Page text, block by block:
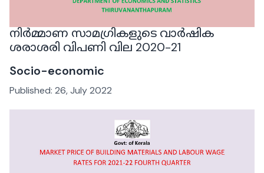
നിര്‍മ്മാണ സാമഗ്രികളുടെ വാര്‍ഷിക
ശരാശരി വിപണി വില 2020-21
Socio-economic
Published: 26, July 2022